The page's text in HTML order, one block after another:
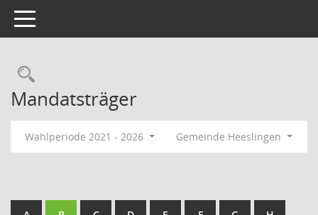
Toggle navigation
Rechercheauswahl
Mandatsträger
Wahlperiode 2021 - 2026 Gemeinde Heeslingen